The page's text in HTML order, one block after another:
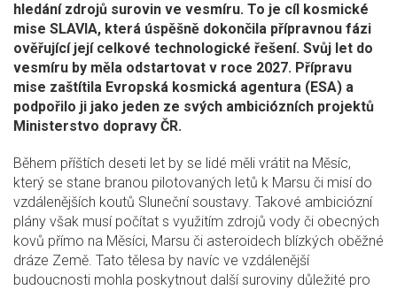
hledání zdrojů surovin ve vesmíru. To je cíl kosmické
mise SLAVIA, která úspěšně dokončila přípravnou fázi
ověřující její celkové technologické řešení. Svůj let do
vesmíru by měla odstartovat v roce 2027. Přípravu
mise zaštítila Evropská kosmická agentura (ESA) a
podpořilo ji jako jeden ze svých ambiciózních projektů
Ministerstvo dopravy ČR.
Během příštích deseti let by se lidé měli vrátit na Měsíc,
který se stane branou pilotovaných letů k Marsu či misí do
vzdálenějších koutů Sluneční soustavy. Takové ambiciózní
plány však musí počítat s využitím zdrojů vody či obecných
kovů přímo na Měsíci, Marsu či asteroidech blízkých oběžné
dráze Země. Tato tělesa by navíc ve vzdálenější
budoucnosti mohla poskytnout další suroviny důležité pro